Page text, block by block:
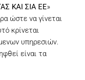
ΚΑΙ ΣΙΑ ΕΕ»
ώστε να γίνεται
κρίνεται
υπηρεσιών.
είναι τα